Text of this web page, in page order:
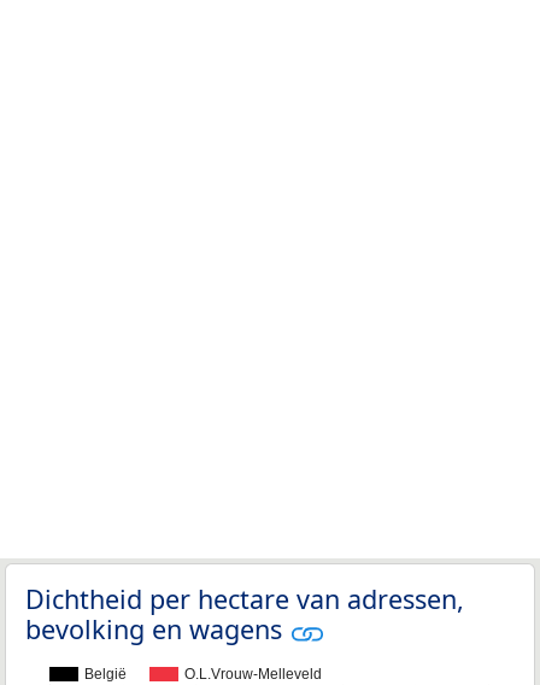
Dichtheid per hectare van adressen,
bevolking en wagens
België O.L.Vrouw-Melleveld